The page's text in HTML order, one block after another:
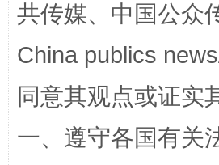
共传媒、中国公众
China publics
同意其观点或证实
一、遵守各国有关